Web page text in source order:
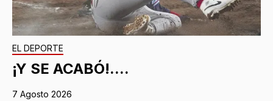
EL DEPORTE
¡Y SE ACABÓ!....
7 Agosto 2026